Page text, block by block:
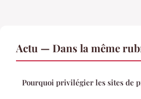
Actu — Dans la même
Pourquoi privilégier les sites de